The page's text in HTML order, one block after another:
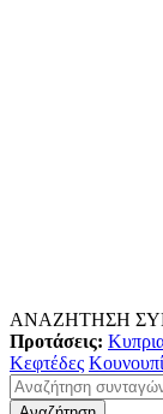
ΑΝΑΖΗΤΗΣΗ
Προτάσεις:
Κεφτέδες